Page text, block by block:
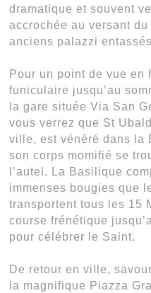
dramatique et souvent
accrochée au versant
anciens palazzi
Pour un point de vue en
funiculaire jusqu’au
la gare située Via San
vous verrez que St
ville, est vénéré dans la
son corps momifié se
l’autel. La Basilique
immenses bougies que
transportent tous les 15
course frénétique
pour célébrer le Saint.
De retour en ville,
la magnifique Piazza